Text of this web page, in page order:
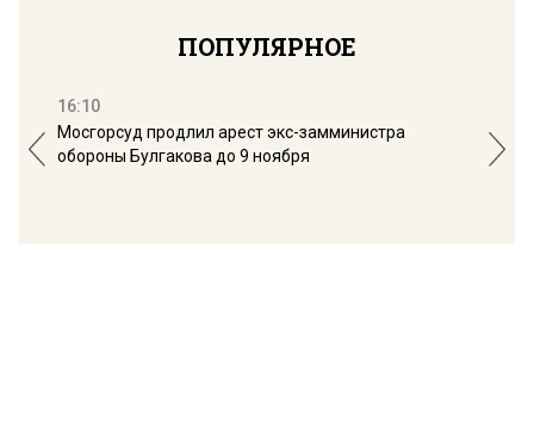
ПОПУЛЯРНОЕ
16:10
Мосгорсуд продлил арест экс-замминистра
обороны Булгакова до 9 ноября